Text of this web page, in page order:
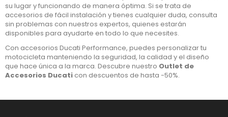
su lugar y funcionando de manera óptima. Si se trata de
accesorios de fácil instalación y tienes cualquier duda, consulta
sin problemas con nuestros expertos, quienes estarán
disponibles para ayudarte en todo lo que necesites.
Con accesorios Ducati Performance, puedes personalizar tu
motocicleta manteniendo la seguridad, la calidad y el diseño
que hace única a la marca. Descubre nuestro Outlet de
Accesorios Ducaticon descuentos de hasta -50%.